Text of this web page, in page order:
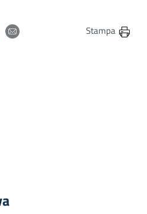
pagina su Facebook
questa pagina su Twitter
Condividi questa pagina su Linkedin
Condividi questa pagina via
Stampa